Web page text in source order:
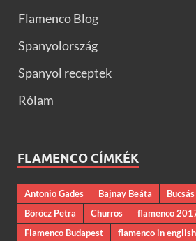
Flamenco Blog
Spanyolország
Spanyol receptek
Rólam
FLAMENCO CÍMKÉK
Antonio Gades Bajnay Beáta
Böröcz Petra
Churros flamenco
Flamenco Budapest
flamenco in english